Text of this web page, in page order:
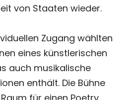
von Staaten wieder.
Zugang wählten
eines künstlerischen
auch musikalische
enthält. Die Bühne